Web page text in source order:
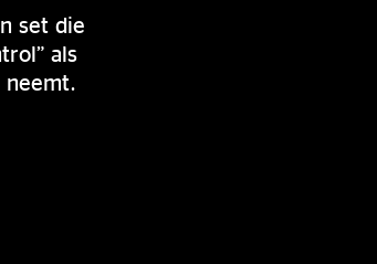
set die
als
neemt.